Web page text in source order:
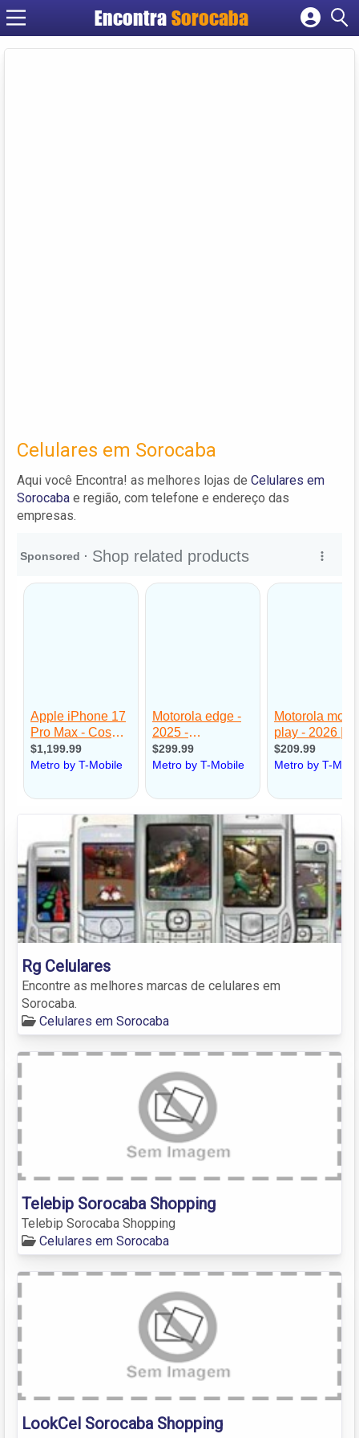
EncontraSorocaba
Cadastrar empresa
Celulares em Sorocaba
Aqui você Encontra! as melhores lojas de Celulares em
Sorocaba e região, com telefone e endereço das
empresas.
Rg Celulares
Encontre as melhores marcas de celulares em
Sorocaba.
Celulares em Sorocaba
Telebip Sorocaba Shopping
Telebip Sorocaba Shopping
Celulares em Sorocaba
LookCel Sorocaba Shopping